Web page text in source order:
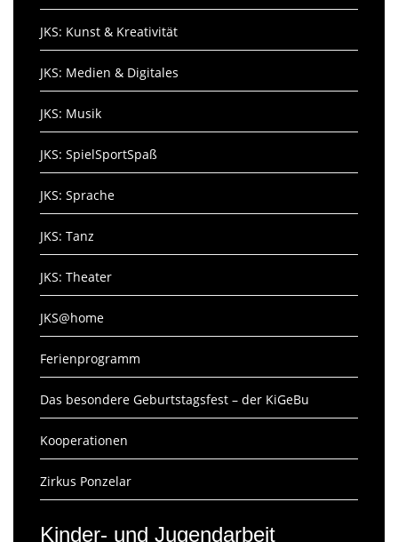
JKS: Kunst & Kreativität
JKS: Medien & Digitales
JKS: Musik
JKS: SpielSportSpaß
JKS: Sprache
JKS: Tanz
JKS: Theater
JKS@home
Ferienprogramm
Das besondere Geburtstagsfest – der KiGeBu
Kooperationen
Zirkus Ponzelar
Kinder- und Jugendarbeit